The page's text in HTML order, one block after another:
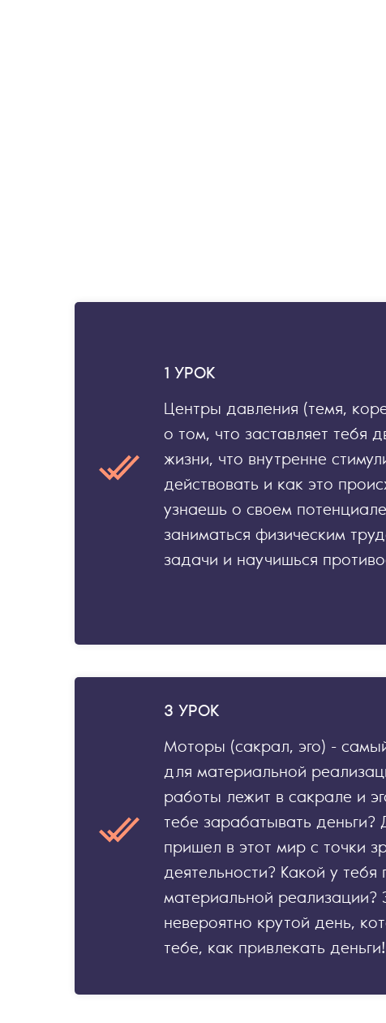
1 УРОК
Центры давления (темя,
о том, что заставляет тебя
жизни, что внутренне
действовать и как это
узнаешь о своем
заниматься физическим
задачи и научишься
3 УРОК
Моторы (сакрал, эго) -
для материальной
работы лежит в сакрале и
тебе зарабатывать деньги?
пришел в этот мир с точки
деятельности? Какой у тебя
материальной реализации?
невероятно крутой день,
тебе, как привлекать деньги!